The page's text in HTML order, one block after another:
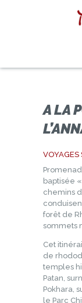
A LA
VOYAGES
baptisée
chemins
forêt de
sommets
Cet
de
temples
Patan,
Pokhara,
le Parc